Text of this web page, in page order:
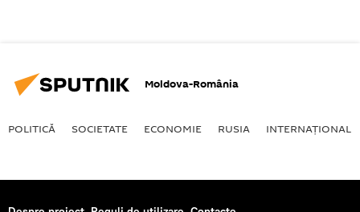
Moldova-România
POLITICĂ SOCIETATE ECONOMIE RUSIA INTERNAŢIONAL